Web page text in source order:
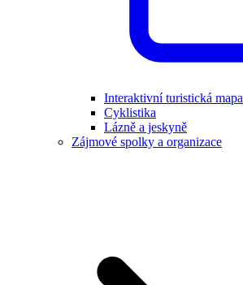
Interaktivní turistická mapa
Cyklistika
Lázně a jeskyně
Zájmové spolky a organizace